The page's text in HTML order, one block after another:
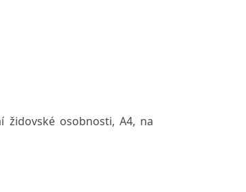
židovské osobnosti, A4, na